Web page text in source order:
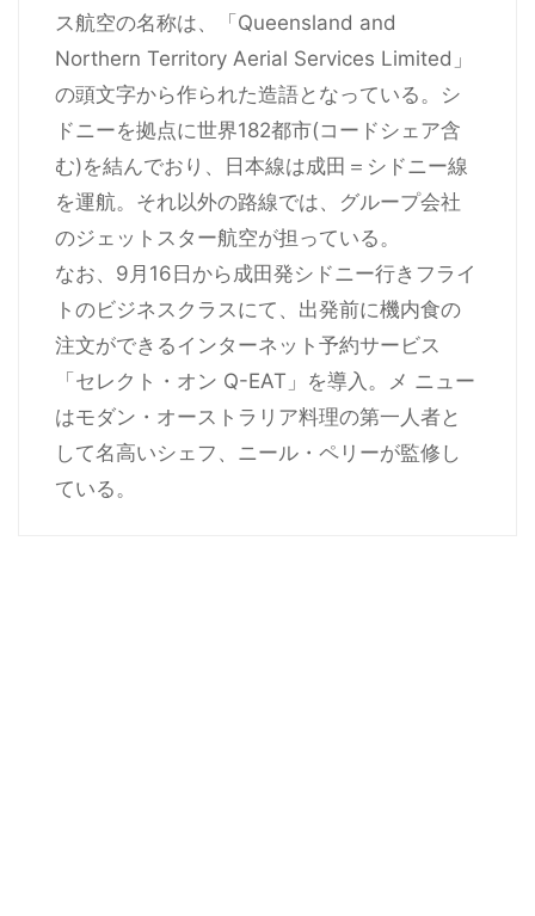
ス航空の名称は、「Queensland and
Northern Territory Aerial Services Limited」
の頭文字から作られた造語となっている。シ
ドニーを拠点に世界182都市(コードシェア含
む)を結んでおり、日本線は成田＝シドニー線
を運航。それ以外の路線では、グループ会社
のジェットスター航空が担っている。
なお、9月16日から成田発シドニー行きフライ
トのビジネスクラスにて、出発前に機内食の
注文ができるインターネット予約サービス
「セレクト・オン Q-EAT」を導入。メ ニュー
はモダン・オーストラリア料理の第一人者と
して名高いシェフ、ニール・ペリーが監修し
ている。